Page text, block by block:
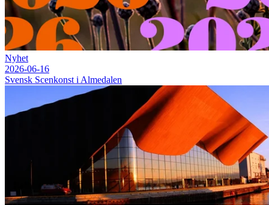
Nyhet
2026-06-16
Svensk Scenkonst i Almedalen